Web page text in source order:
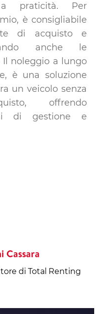
praticità. Per
è consigliabile
di acquisto e
anche le
noleggio a lungo
è una soluzione
un veicolo senza
offrendo
di gestione e
Cassara
di Total Renting